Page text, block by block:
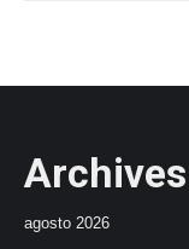
Archives
agosto 2026